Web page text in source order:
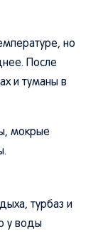
но
После
и туманы в
мокрые
турбаз и
у воды